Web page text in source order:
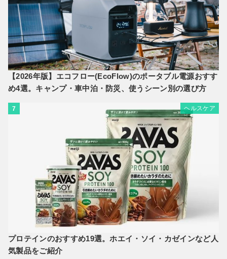
【2026年版】エコフロー(EcoFlow)のポータブル電源おすす
め4選。キャンプ・車中泊・防災、使うシーン別の選び方
7 ヘルスケア
プロテインのおすすめ19選。ホエイ・ソイ・カゼインなど人
気製品をご紹介